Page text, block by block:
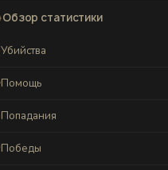
Обзор статистики
Убийства
Помощь
Попадания
Победы